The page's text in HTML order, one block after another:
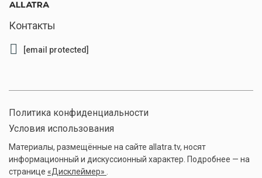
Контакты
[email protected]
Политика конфиденциальности
Условия использования
Материалы, размещённые на сайте allatra.tv, носят
информационный и дискуссионный характер. Подробнее — на
странице «Дисклеймер»